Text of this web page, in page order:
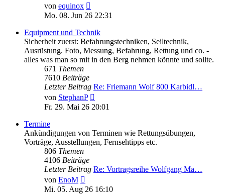
von equinox
Beitrag
Mo. 08. Jun 26 22:31
Equipment und Technik
Sicherheit zuerst: Befahrungstechniken, Seiltechnik,
Ausrüstung. Foto, Messung, Befahrung, Rettung und co. -
alles was man so mit in den Berg nehmen könnte und sollte.
671 Themen
7610 Beiträge
Letzter Beitrag Re: Friemann Wolf 800 Karbidl…
von StephanP
Beitrag
Fr. 29. Mai 26 20:01
Termine
Ankündigungen von Terminen wie Rettungsübungen,
Vorträge, Ausstellungen, Fernsehtipps etc.
806 Themen
4106 Beiträge
Letzter Beitrag Re: Vortragsreihe Wolfgang Ma…
von EnoM
Beitrag
Mi. 05. Aug 26 16:10